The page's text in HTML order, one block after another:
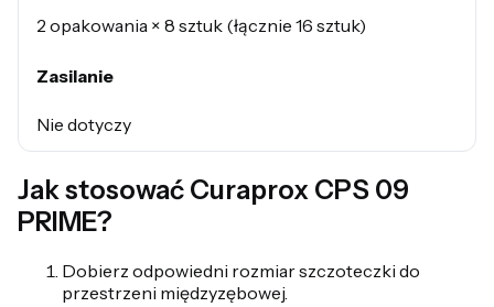
2 opakowania × 8 sztuk (łącznie 16 sztuk)
Zasilanie
Nie dotyczy
Jak stosować Curaprox CPS 09
PRIME?
Dobierz odpowiedni rozmiar szczoteczki do
przestrzeni międzyzębowej.